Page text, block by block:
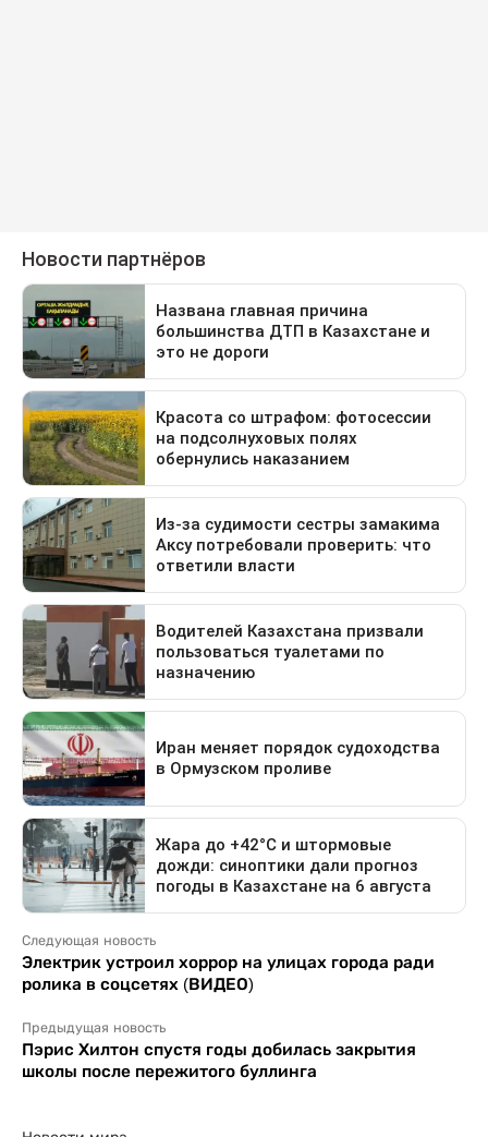
Следующая новость
Электрик устроил хоррор на улицах города ради
ролика в соцсетях (ВИДЕО)
Предыдущая новость
Пэрис Хилтон спустя годы добилась закрытия
школы после пережитого буллинга